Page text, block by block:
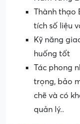
Thành thạo
tích số liệu
Kỹ năng
huống tốt
Tác phong
trọng, bảo
chẽ và có
quản lý..